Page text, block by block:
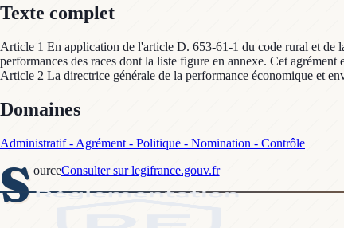
Texte complet
Article 1 En application de l'article D. 653-61-1 du code rural et de
performances des races dont la liste figure en annexe. Cet
Article 2 La directrice générale de la performance économique et
Domaines
Administratif - Agrément - Politique - Nomination - Contrôle
S ourceConsulter sur legifrance.gouv.fr